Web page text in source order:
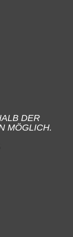
DER
MÖGLICH.